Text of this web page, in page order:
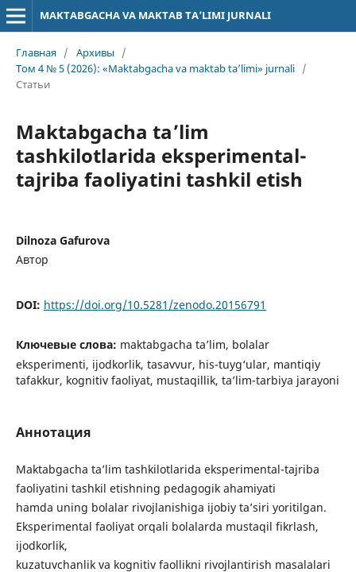
MAKTABGACHA VA MAKTAB TA’LIMI JURNALI
Главная / Архивы
/
Том 4 № 5 (2026): «Maktabgacha va maktab ta’limi» jurnali /
Статьи
Maktabgacha ta’lim
tashkilotlarida eksperimental-
tajriba faoliyatini tashkil etish
Dilnoza Gafurova
Автор
DOI: https://doi.org/10.5281/zenodo.20156791
Ключевые слова: maktabgacha ta’lim, bolalar
eksperimenti, ijodkorlik, tasavvur, his-tuyg‘ular, mantiqiy
tafakkur, kognitiv faoliyat, mustaqillik, ta’lim-tarbiya jarayoni
Аннотация
Maktabgacha ta’lim tashkilotlarida eksperimental-tajriba
faoliyatini tashkil etishning pedagogik ahamiyati
hamda uning bolalar rivojlanishiga ijobiy ta’siri yoritilgan.
Eksperimental faoliyat orqali bolalarda mustaqil fikrlash,
ijodkorlik,
kuzatuvchanlik va kognitiv faollikni rivojlantirish masalalari